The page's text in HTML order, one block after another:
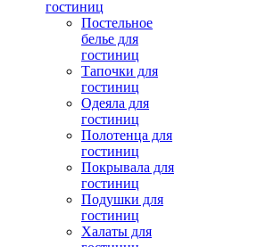
гостиниц
Постельное
белье для
гостиниц
Тапочки для
гостиниц
Одеяла для
гостиниц
Полотенца для
гостиниц
Покрывала для
гостиниц
Подушки для
гостиниц
Халаты для